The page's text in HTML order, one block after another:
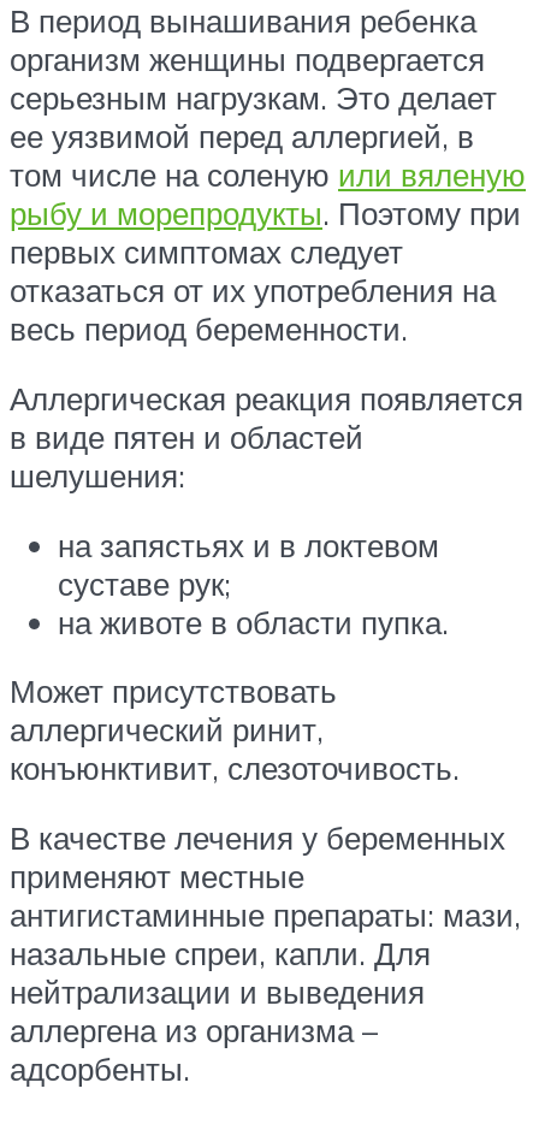
В период вынашивания ребенка
организм женщины подвергается
серьезным нагрузкам. Это делает
ее уязвимой перед аллергией, в
том числе на соленую или вяленую
рыбу и морепродукты. Поэтому при
первых симптомах следует
отказаться от их употребления на
весь период беременности.
Аллергическая реакция появляется
в виде пятен и областей
шелушения:
на запястьях и в локтевом
суставе рук;
на животе в области пупка.
Может присутствовать
аллергический ринит,
конъюнктивит, слезоточивость.
В качестве лечения у беременных
применяют местные
антигистаминные препараты: мази,
назальные спреи, капли. Для
нейтрализации и выведения
аллергена из организма –
адсорбенты.